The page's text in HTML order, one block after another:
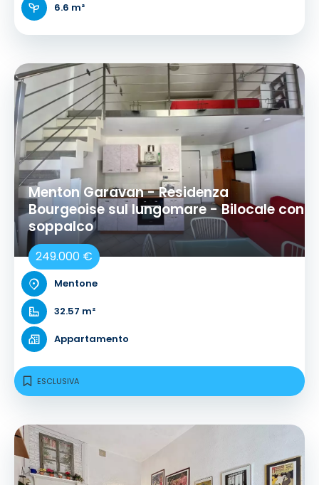
6.6 m²
Menton Garavan - Residenza
Bourgeoise sul lungomare - Bilocale con
soppalco
249.000 €
Mentone
32.57 m²
Appartamento
ESCLUSIVA